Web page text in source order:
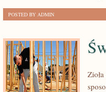
POSTED BY ADMIN